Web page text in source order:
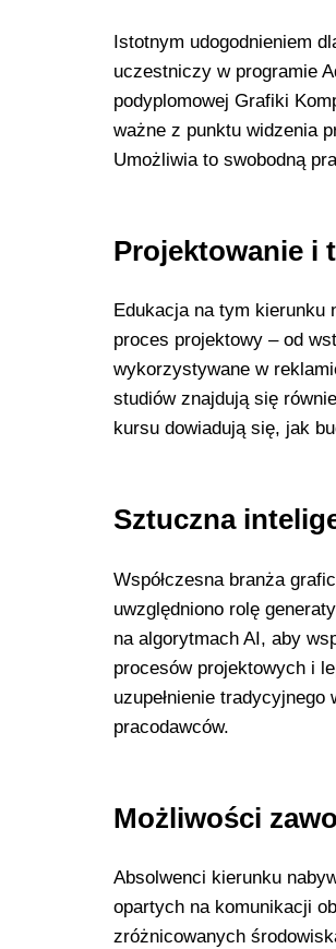
Istotnym udogodnieniem
uczestniczy w programie
podyplomowej Grafiki
ważne z punktu widzenia
Umożliwia to swobodną
Projektowanie i
Edukacja na tym kierunku
proces projektowy – od
wykorzystywane w
studiów znajdują się
kursu dowiadują się, jak
Sztuczna
Współczesna branża
uwzględniono rolę
na algorytmach AI, aby
procesów projektowych i
uzupełnienie
pracodawców.
Możliwości
Absolwenci kierunku
opartych na komunikacji
zróżnicowanych